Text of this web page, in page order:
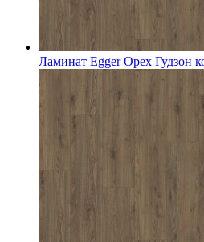
Ламинат Egger Орех Гудзон